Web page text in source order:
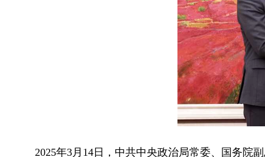
2025年3月14日，中共中央政治局常委、国务院